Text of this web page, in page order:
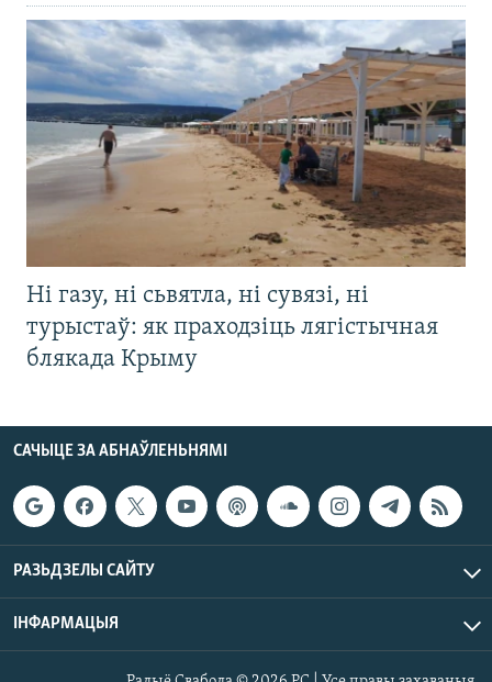
Ні газу, ні сьвятла, ні сувязі, ні
турыстаў: як праходзіць лягістычная
блякада Крыму
САЧЫЦЕ ЗА АБНАЎЛЕНЬНЯМІ
РАЗЬДЗЕЛЫ САЙТУ
ІНФАРМАЦЫЯ